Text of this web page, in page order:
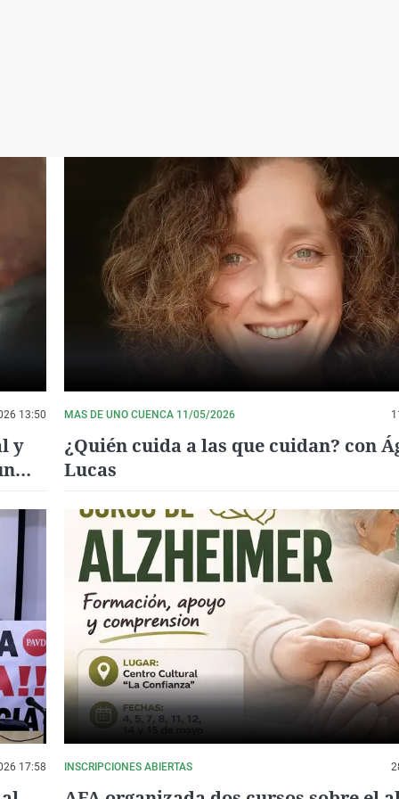
13:50
y
MAS DE UNO CUENCA 11/05/2026
¿Quién cuida a las que cuidan? con
Lucas
17:58 INSCRIPCIONES ABIERTAS